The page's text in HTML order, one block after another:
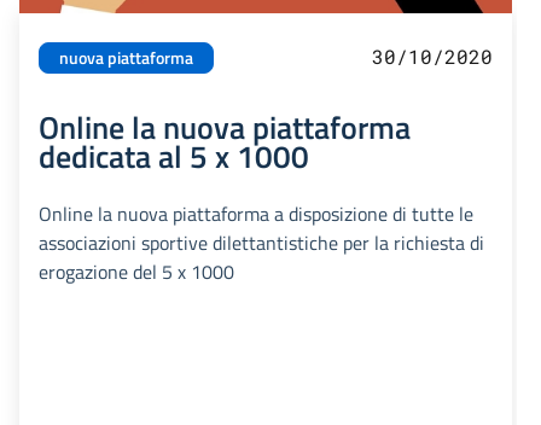
nuova piattaforma 30/10/2020
Online la nuova piattaforma
dedicata al 5 x 1000
Online la nuova piattaforma a disposizione di tutte le
associazioni sportive dilettantistiche per la richiesta di
erogazione del 5 x 1000